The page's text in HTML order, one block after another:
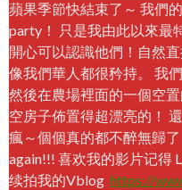
蘋果季節快結束了～ 我們
party！ 只是我由此以來最
開心可以認識他們！自然
像我們華人都很矜持。 我
然後在農場裡面的一個空
空房子佈置得超漂亮的！
瘋～個個真的都不醉無歸了
again!!! 喜欢我的影片记得
续拍我的Vblog https://